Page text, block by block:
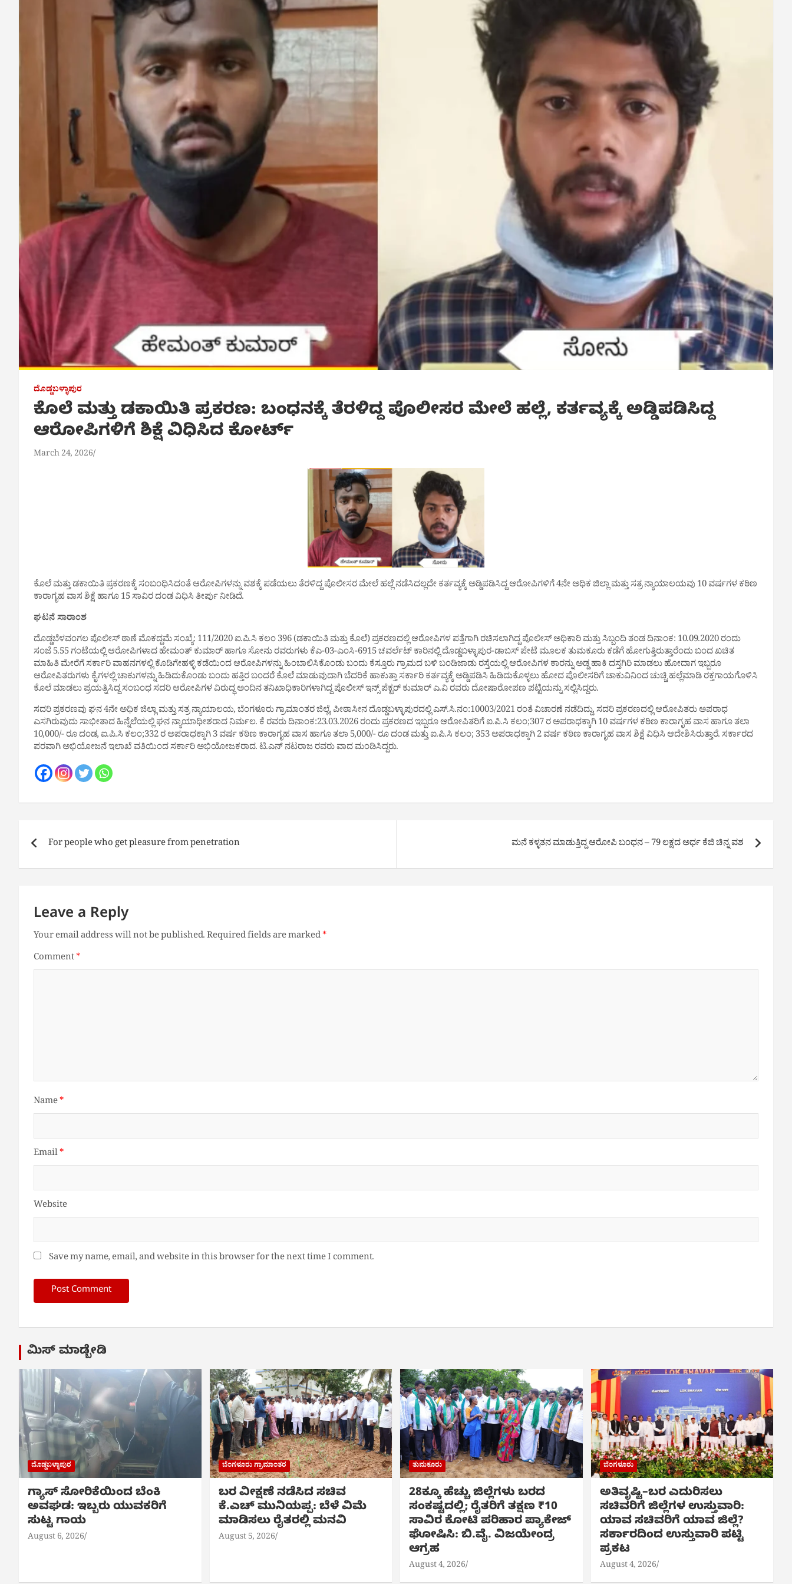
ದೊಡ್ಡಬಳ್ಳಾಪುರ
ಕೊಲೆ ಮತ್ತು ಡಕಾಯಿತಿ ಪ್ರಕರಣ: ಬಂಧನಕ್ಕೆ ತೆರಳಿದ್ದ ಪೊಲೀಸರ ಮೇಲೆ ಹಲ್ಲೆ, ಕರ್ತವ್ಯಕ್ಕೆ ಅಡ್ಡಿಪಡಿಸಿದ್ದ
ಆರೋಪಿಗಳಿಗೆ ಶಿಕ್ಷೆ ವಿಧಿಸಿದ ಕೋರ್ಟ್
March 24, 2026
ಕೊಲೆ ಮತ್ತು ಡಕಾಯಿತಿ ಪ್ರಕರಣಕ್ಕೆ ಸಂಬಂಧಿಸಿದಂತೆ ಆರೋಪಿಗಳನ್ನು ವಶಕ್ಕೆ ಪಡೆಯಲು ತೆರಳಿದ್ದ ಪೊಲೀಸರ ಮೇಲೆ ಹಲ್ಲೆ ನಡೆಸಿದಲ್ಲದೇ ಕರ್ತವ್ಯಕ್ಕೆ ಅಡ್ಡಿಪಡಿಸಿದ್ದ ಆರೋಪಿಗಳಿಗೆ 4ನೇ ಅಧಿಕ ಜಿಲ್ಲಾ ಮತ್ತು ಸತ್ರ ನ್ಯಾಯಾಲಯವು 10 ವರ್ಷಗಳ ಕಠಿಣ
ಕಾರಾಗೃಹ ವಾಸ ಶಿಕ್ಷೆ ಹಾಗೂ 15 ಸಾವಿರ ದಂಡ ವಿಧಿಸಿ ತೀರ್ಪು ನೀಡಿದೆ.
ಘಟನೆ ಸಾರಾಂಶ
ದೊಡ್ಡಬೆಳವಂಗಲ ಪೊಲೀಸ್ ಠಾಣೆ ಮೊಕದ್ದಮೆ ಸಂಖ್ಯೆ: 111/2020 ಐ.ಪಿ.ಸಿ ಕಲಂ 396 (ಡಕಾಯಿತಿ ಮತ್ತು ಕೊಲೆ) ಪ್ರಕರಣದಲ್ಲಿ ಆರೋಪಿಗಳ ಪತ್ತೆಗಾಗಿ ರಚಿಸಲಾಗಿದ್ದ ಪೊಲೀಸ್‌ ಅಧಿಕಾರಿ ಮತ್ತು ಸಿಬ್ಬಂದಿ ತಂಡ ದಿನಾಂಕ: 10.09.2020 ರಂದು
ಸಂಜೆ 5.55 ಗಂಟೆಯಲ್ಲಿ ಆರೋಪಿಗಳಾದ ಹೇಮಂತ್ ಕುಮಾರ್ ಹಾಗೂ ಸೋನು ರವರುಗಳು ಕೆಎ-03-ಎಂಸಿ-6915 ಚವರ್ಲೆಟ್ ಕಾರಿನಲ್ಲಿ ದೊಡ್ಡಬಳ್ಳಾಪುರ-ಡಾಬಸ್ ಪೇಟೆ ಮೂಲಕ ತುಮಕೂರು ಕಡೆಗೆ ಹೋಗುತ್ತಿರುತ್ತಾರೆಂದು ಬಂದ ಖಚಿತ
ಮಾಹಿತಿ ಮೇರೆಗೆ ಸರ್ಕಾರಿ ವಾಹನಗಳಲ್ಲಿ ಕೊಡಿಗೇಹಳ್ಳಿ ಕಡೆಯಿಂದ ಆರೋಪಿಗಳನ್ನು ಹಿಂಬಾಲಿಸಿಕೊಂಡು ಬಂದು ಕೆಸ್ತೂರು ಗ್ರಾಮದ ಬಳಿ ಬಂಡಿಜಾಡು ರಸ್ತೆಯಲ್ಲಿ ಆರೋಪಿಗಳ ಕಾರನ್ನು ಅಡ್ಡ ಹಾಕಿ ದಸ್ತಗಿರಿ ಮಾಡಲು ಹೋದಾಗ ಇಬ್ಬರೂ
ಆರೋಪಿತರುಗಳು ಕೈಗಳಲ್ಲಿ ಚಾಕುಗಳನ್ನು ಹಿಡಿದುಕೊಂಡು ಬಂದು ಹತ್ತಿರ ಬಂದರೆ ಕೊಲೆ ಮಾಡುವುದಾಗಿ ಬೆದರಿಕೆ ಹಾಕುತ್ತಾ ಸರ್ಕಾರಿ ಕರ್ತವ್ಯಕ್ಕೆ ಅಡ್ಡಿಪಡಿಸಿ ಹಿಡಿದುಕೊಳ್ಳಲು ಹೋದ ಪೊಲೀಸರಿಗೆ ಚಾಕುವಿನಿಂದ ಚುಚ್ಚಿ ಹಲ್ಲೆಮಾಡಿ ರಕ್ತಗಾಯಗೊಳಿಸಿ
ಕೊಲೆ ಮಾಡಲು ಪ್ರಯತ್ನಿಸಿದ್ದ ಸಂಬಂಧ ಸದರಿ ಆರೋಪಿಗಳ ವಿರುದ್ಧ ಅಂದಿನ ತನಿಖಾಧಿಕಾರಿಗಳಾಗಿದ್ದ ಪೊಲೀಸ್ ಇನ್ಸ್ ಪೆಕ್ಟರ್ ಕುಮಾರ್ ಎ.ವಿ ರವರು ದೋಷಾರೋಪಣ ಪಟ್ಟಿಯನ್ನು ಸಲ್ಲಿಸಿದ್ದರು.
ಸದರಿ ಪ್ರಕರಣವು ಘನ 4ನೇ ಅಧಿಕ ಜಿಲ್ಲಾ ಮತ್ತು ಸತ್ರ ನ್ಯಾಯಾಲಯ, ಬೆಂಗಳೂರು ಗ್ರಾಮಾಂತರ ಜಿಲ್ಲೆ, ಪೀಠಾಸೀನ ದೊಡ್ಡಬಳ್ಳಾಪುರದಲ್ಲಿ ಎಸ್.ಸಿ.ನಂ:10003/2021 ರಂತೆ ವಿಚಾರಣೆ ನಡೆದಿದ್ದು, ಸದರಿ ಪ್ರಕರಣದಲ್ಲಿ ಆರೋಪಿತರು ಅಪರಾಧ
ಎಸಗಿರುವುದು ಸಾಭೀತಾದ ಹಿನ್ನೆಲೆಯಲ್ಲಿ ಘನ ನ್ಯಾಯಾಧೀಶರಾದ ನಿರ್ಮಲ. ಕೆ ರವರು ದಿನಾಂಕ:23.03.2026 ರಂದು ಪ್ರಕರಣದ ಇಬ್ಬರೂ ಆರೋಪಿತರಿಗೆ ಐ.ಪಿ.ಸಿ ಕಲಂ;307 ರ ಅಪರಾಧಕ್ಕಾಗಿ 10 ವರ್ಷಗಳ ಕಠಿಣ ಕಾರಾಗೃಹ ವಾಸ ಹಾಗೂ ತಲಾ
10,000/- ರೂ ದಂಡ, ಐ.ಪಿ.ಸಿ ಕಲಂ;332 ರ ಅಪರಾಧಕ್ಕಾಗಿ 3 ವರ್ಷ ಕಠಿಣ ಕಾರಾಗೃಹ ವಾಸ ಹಾಗೂ ತಲಾ 5,000/- ರೂ ದಂಡ ಮತ್ತು ಐ.ಪಿ.ಸಿ ಕಲಂ; 353 ಅಪರಾಧಕ್ಕಾಗಿ 2 ವರ್ಷ ಕಠಿಣ ಕಾರಾಗೃಹ ವಾಸ ಶಿಕ್ಷೆ ವಿಧಿಸಿ ಆದೇಶಿಸಿರುತ್ತಾರೆ. ಸರ್ಕಾರದ
ಪರವಾಗಿ ಅಭಿಯೋಜನೆ ಇಲಾಖೆ ವತಿಯಿಂದ ಸರ್ಕಾರಿ ಅಭಿಯೋಜಕರಾದ. ಟಿ.ಎನ್ ನಟರಾಜ ರವರು ವಾದ ಮಂಡಿಸಿದ್ದರು.
Post
navigation
For people who get pleasure from penetration ಮನೆ ಕಳ್ಳತನ ಮಾಡುತ್ತಿದ್ದ ಆರೋಪಿ ಬಂಧನ – 79 ಲಕ್ಷದ ಅರ್ಧ ಕೆಜಿ ಚಿನ್ನ ವಶ
Leave a Reply
Your email address will not be published.Required fields are marked*
Comment*
Name*
Email*
Website
Save my name, email, and website in this browser for the next time I comment.
ಮಿಸ್ ಮಾಡ್ಬೇಡಿ
ದೊಡ್ಡಬಳ್ಳಾಪುರ
ಗ್ಯಾಸ್ ಸೋರಿಕೆಯಿಂದ ಬೆಂಕಿ
ಅವಘಡ: ಇಬ್ಬರು ಯುವಕರಿಗೆ
ಸುಟ್ಟ ಗಾಯ
August 6, 2026
ಬೆಂಗಳೂರು ಗ್ರಾಮಾಂತರ
ಬರ ವೀಕ್ಷಣೆ ನಡೆಸಿದ ಸಚಿವ
ಕೆ.ಎಚ್ ಮುನಿಯಪ್ಪ: ಬೆಳೆ ವಿಮೆ
ಮಾಡಿಸಲು ರೈತರಲ್ಲಿ ಮನವಿ
August 5, 2026
ತುಮಕೂರು
28ಕ್ಕೂ ಹೆಚ್ಚು ಜಿಲ್ಲೆಗಳು ಬರದ
ಸಂಕಷ್ಟದಲ್ಲಿ; ರೈತರಿಗೆ ತಕ್ಷಣ ₹10
ಸಾವಿರ ಕೋಟಿ ಪರಿಹಾರ ಪ್ಯಾಕೇಜ್
ಘೋಷಿಸಿ: ಬಿ.ವೈ. ವಿಜಯೇಂದ್ರ
ಆಗ್ರಹ
August 4, 2026
ಬೆಂಗಳೂರು
ಅತಿವೃಷ್ಟಿ–ಬರ ಎದುರಿಸಲು
ಸಚಿವರಿಗೆ ಜಿಲ್ಲೆಗಳ ಉಸ್ತುವಾರಿ:
ಯಾವ ಸಚಿವರಿಗೆ ಯಾವ ಜಿಲ್ಲೆ?
ಸರ್ಕಾರದಿಂದ ಉಸ್ತುವಾರಿ ಪಟ್ಟಿ
ಪ್ರಕಟ
August 4, 2026